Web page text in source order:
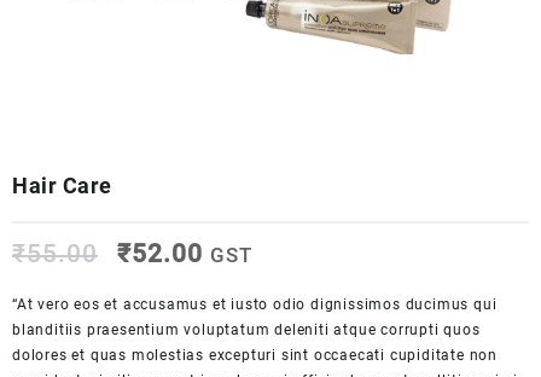
Hair Care
₹55.00 ₹52.00 GST
“At vero eos et accusamus et iusto odio dignissimos ducimus qui
blanditiis praesentium voluptatum deleniti atque corrupti quos
dolores et quas molestias excepturi sint occaecati cupiditate non